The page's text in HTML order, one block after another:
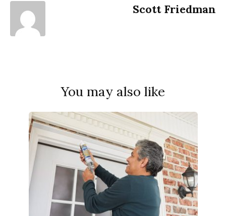
Scott Friedman
You may also like